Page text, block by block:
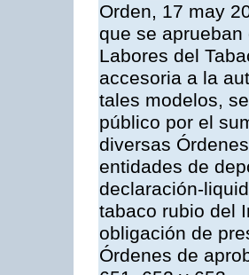
Orden, 17 may
que se
Labores del
accesoria a la
tales modelos,
público por el
diversas
entidades de
declaración-
tabaco rubio del
obligación de
Órdenes de